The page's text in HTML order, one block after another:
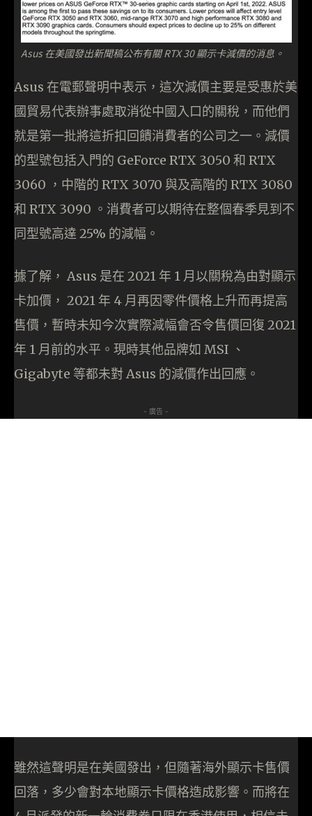
Asus 在美國發出新聞稿公布有關 RTX 30 顯示卡減價的消息。
Asus 在電郵聲明中表示，這次減價主要是受惠於美
國貿易代表辦事處取消從中國入口的關稅，而他們
就是第一批將這折扣回饋消費者的公司之一。減價
的型號包括入門的 GeForce RTX 3050 和 RTX
3060 ，中階的 RTX 3070 與及高階的 RTX 3080
和 RTX 3090 。消費者可以期待在整個春季見到不
同型號高達 25% 的減幅。
據了解， Asus 是在 2021 年 1 月以關稅為由對顯示
卡加價， 2021 年 4 月再因零件價格上升而再提高
售價，暫時未知今次實際減幅會否令售價回復 2021
年 1 月前的水平。現時其他品牌如 MSI 、
Gigabyte 等都未對 Asus 的減價作出回應。
- 廣告 -
雖然這聲明是在美國發出，但隨著海外顯示卡售價
回落，多少會對本地顯示卡價格造成影響。而將在